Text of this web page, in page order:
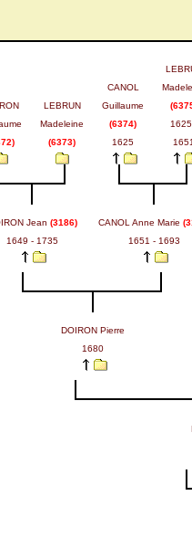
LEBRUN
Madeleine
(6373)
CANOL
Guillaume
(6374)
1625
1651
Jean (3186)
1649 - 1735
CANOL Anne Marie
1651 - 1693
DOIRON Pierre
1680